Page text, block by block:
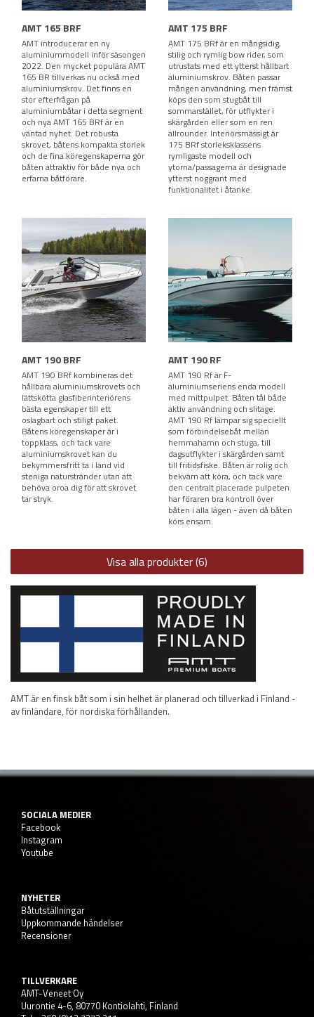
AMT 165 BRF
AMT introducerar en ny
aluminiummodell inför säsongen
2022. Den mycket populära AMT
165 BR tillverkas nu också med
aluminiumskrov. Det finns en
stor efterfrågan på
aluminiumbåtar i detta segment
och nya AMT 165 BRf är en
väntad nyhet. Det robusta
skrovet, båtens kompakta storlek
och de fina köregenskaperna gör
båten attraktiv för både nya och
erfarna båtförare.
AMT 175 BRF
AMT 175 BRf är en mångsidig,
stilig och rymlig bow rider, som
utrustats med ett ytterst hållbart
aluminiumskrov. Båten passar
mången användning, men främst
köps den som stugbåt till
sommarstället, för utflykter i
skärgården eller som en ren
allrounder. Interiörsmässigt är
175 BRf storleksklassens
rymligaste modell och
ytorna/passagerna är designade
ytterst noggrant med
funktionalitet i åtanke.
AMT 190 BRF
AMT 190 BRf kombineras det
hållbara aluminiumskrovets och
lättskötta glasfiberinteriörens
bästa egenskaper till ett
oslagbart och stiligt paket.
Båtens köregenskaper är i
toppklass, och tack vare
aluminiumskrovet kan du
bekymmersfritt ta i land vid
steniga naturstränder utan att
behöva oroa dig för att skrovet
tar stryk.
AMT 190 RF
AMT 190 Rf är F-
aluminiumseriens enda modell
med mittpulpet. Båten tål både
aktiv användning och slitage.
AMT 190 Rf lämpar sig speciellt
som förbindelsebåt mellan
hemmahamn och stuga, till
dagsutflykter i skärgården samt
till fritidsfiske. Båten är rolig och
bekväm att köra, och tack vare
den centralt placerade pulpeten
har föraren bra kontroll över
båten i alla lägen - även då båten
körs ensam.
Visa alla produkter (6)
AMT är en finsk båt som i sin helhet är planerad och tillverkad i Finland -
av finländare, för nordiska förhållanden.
SOCIALA MEDIER
Facebook
Instagram
Youtube
NYHETER
Båtutställningar
Uppkommande händelser
Recensioner
TILLVERKARE
AMT-Veneet Oy
Uurontie 4-6, 80770 Kontiolahti, Finland